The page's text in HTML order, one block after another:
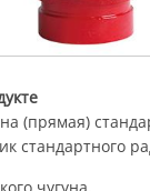
(прямая)
стандартного
чугуна.